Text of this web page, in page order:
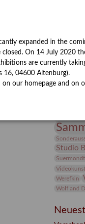
Kunst von
Natur
Studio
Videokunst
Werefkin
Wolf and
expanded in the
closed. On 14 July 2020
are currently
16, 04600 Altenburg).
our homepage and on